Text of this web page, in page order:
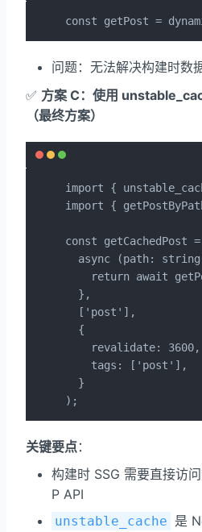
const getPost =
问题：无法解决构建时数
✅ 方案 C：使用
（最终方案）
import {
import {
const getCachedPost
async (path:
return await
  },
  ['post'],
  {
    revalidate: 3600,
    tags: ['post'],
  }
);
关键要点：
构建时 SSG 需要直接访
P API
unstable_cache 是